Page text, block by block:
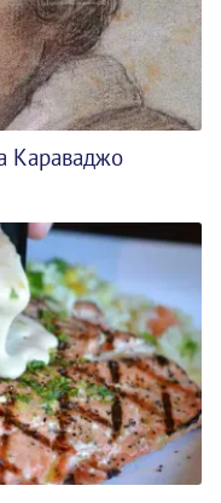
Караваджо